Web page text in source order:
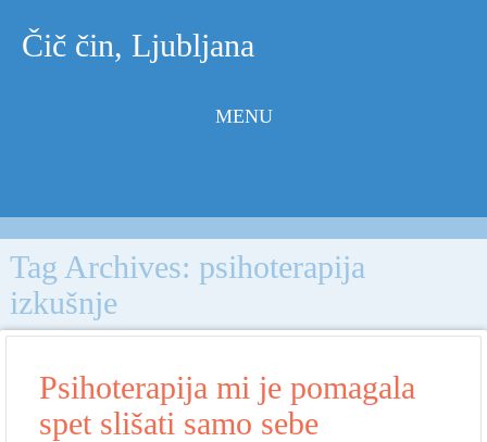
Čič čin, Ljubljana
MENU
Tag Archives: psihoterapija
izkušnje
Psihoterapija mi je pomagala
spet slišati samo sebe